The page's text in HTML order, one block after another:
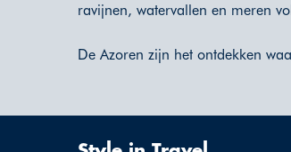
ravijnen, watervallen en meren
De Azoren zijn het ontdekken